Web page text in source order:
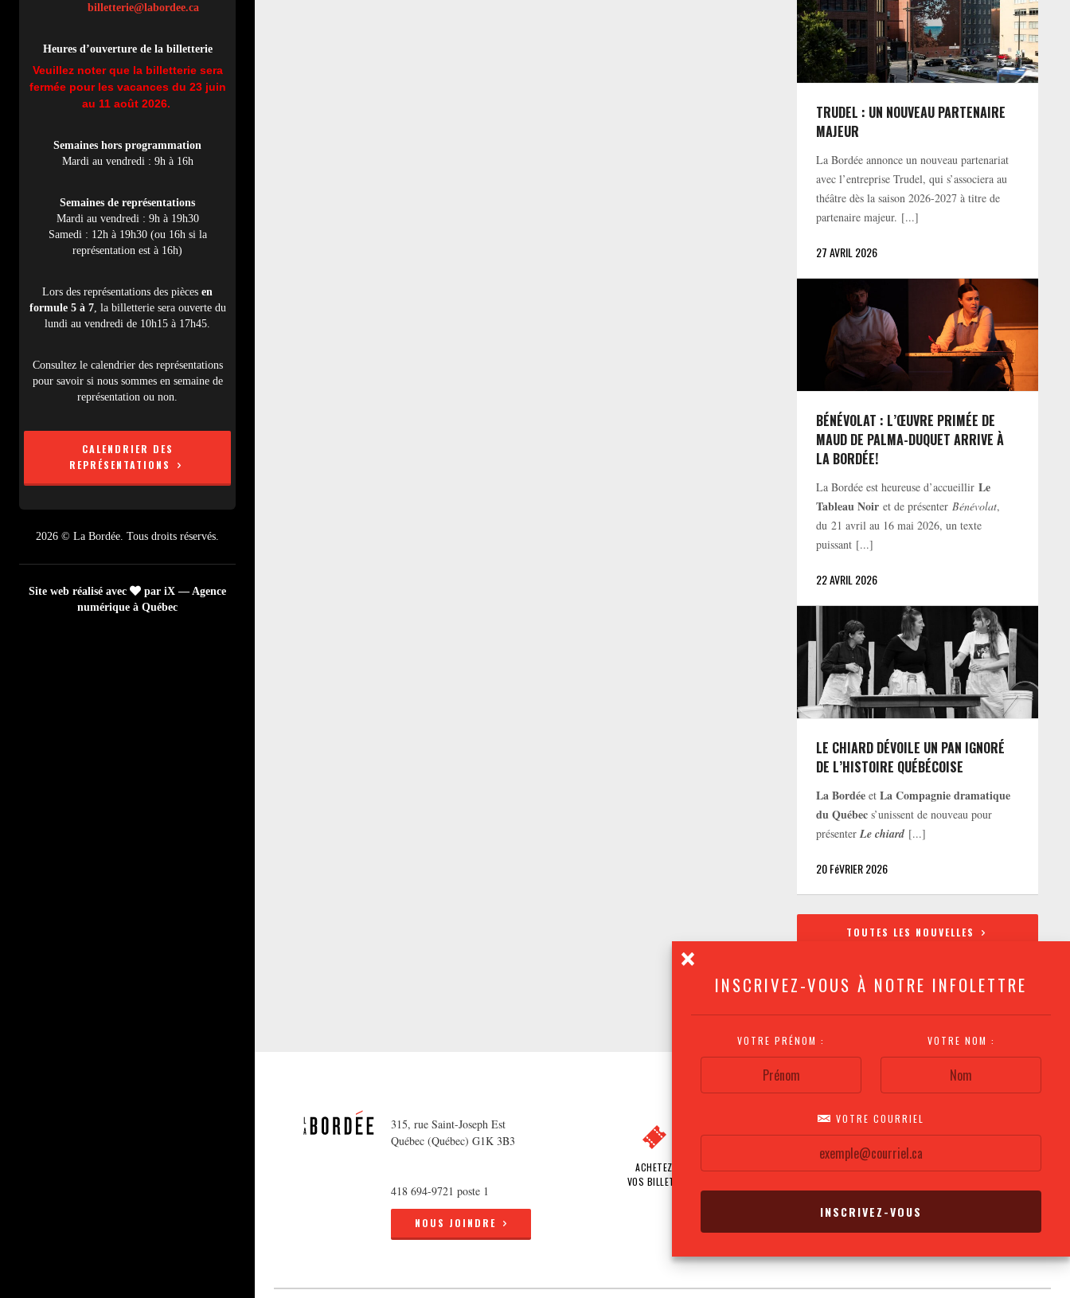
INSCRIVEZ-VOUS À NOTRE INFOLETTRE
VOTRE PRÉNOM : VOTRE NOM :
VOTRE COURRIEL
billetterie@labordee.ca
Heures d’ouverture de la billetterie
Veuillez noter que la billetterie sera
fermée pour les vacances du 23 juin
au 11 août 2026.
Semaines hors programmation
Mardi au vendredi : 9h à 16h
Semaines de représentations
Mardi au vendredi : 9h à 19h30
Samedi : 12h à 19h30 (ou 16h si la
représentation est à 16h)
Lors des représentations des pièces en
formule 5 à 7, la billetterie sera ouverte du
lundi au vendredi de 10h15 à 17h45.
Consultez le calendrier des représentations
pour savoir si nous sommes en semaine de
représentation ou non.
CALENDRIER DES
REPRÉSENTATIONS
2026 © La Bordée. Tous droits réservés.
Site web réalisé avec
par iX — Agence
numérique à Québec
TRUDEL : UN NOUVEAU PARTENAIRE
MAJEUR
La Bordée annonce un nouveau partenariat
avec l’entreprise Trudel, qui s’associera au
théâtre dès la saison 2026-2027 à titre de
partenaire majeur. [...]
27 AVRIL 2026
BÉNÉVOLAT : L’ŒUVRE PRIMÉE DE
MAUD DE PALMA-DUQUET ARRIVE À
LA BORDÉE!
La Bordée est heureuse d’accueillirLe
Tableau Noir et de présenterBénévolat,
du 21 avril au 16 mai 2026, un texte
puissant [...]
22 AVRIL 2026
LE CHIARD DÉVOILE UN PAN IGNORÉ
DE L’HISTOIRE QUÉBÉCOISE
La Bordée etLa Compagnie dramatique
du Québec s’unissent de nouveau pour
présenterLe chiard [...]
20 FéVRIER 2026
TOUTES LES NOUVELLES
315, rue Saint-Joseph Est
Québec (Québec) G1K 3B3
418 694-9721 poste 1
NOUS JOINDRE
ACHETEZ
VOS BILLETS